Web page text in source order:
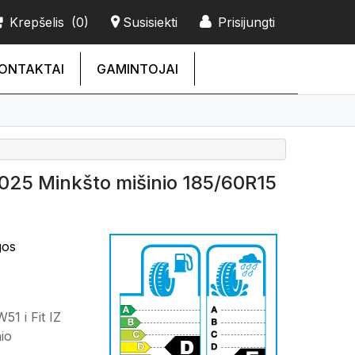
Prisijungti
Susisiekti
Krepšelis (0)
GAMINTOJAI
Minkšto mišinio 185/60R15
i Fit IZ